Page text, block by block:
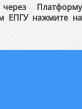
Платформу
ЕПГУ нажмите на